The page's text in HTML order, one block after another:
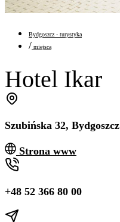
Bydgoszcz - turystyka
/ miejsca
Hotel Ikar
Szubińska 32, Bydgoszcz
Strona www
+48 52 366 80 00